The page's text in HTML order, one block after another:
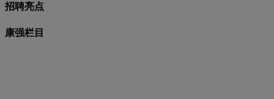
招聘亮点
康强栏目